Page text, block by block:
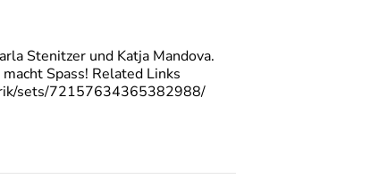
Stenitzer und Katja Mandova.
Spass! Related Links
sets/72157634365382988/